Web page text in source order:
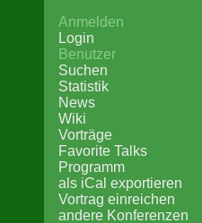
Anmelden
Login
Benutzer
Suchen
Statistik
News
Wiki
Vorträge
Favorite Talks
Programm
als iCal exportieren
Vortrag einreichen
andere Konferenzen